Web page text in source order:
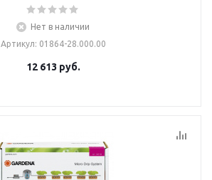
Нет в наличии
Артикул: 01864-28.000.00
12 613 руб.